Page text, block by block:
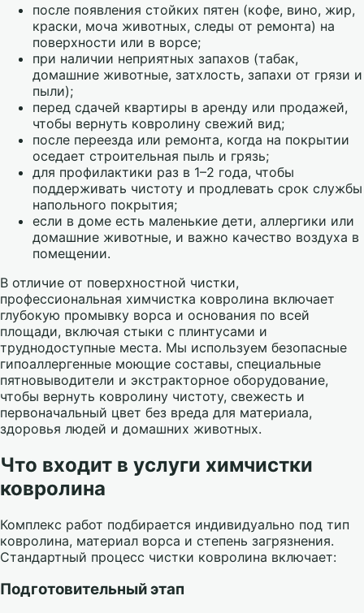
после появления стойких пятен (кофе, вино, жир,
краски, моча животных, следы от ремонта) на
поверхности или в ворсе;
при наличии неприятных запахов (табак,
домашние животные, затхлость, запахи от грязи и
пыли);
перед сдачей квартиры в аренду или продажей,
чтобы вернуть ковролину свежий вид;
после переезда или ремонта, когда на покрытии
оседает строительная пыль и грязь;
для профилактики раз в 1–2 года, чтобы
поддерживать чистоту и продлевать срок службы
напольного покрытия;
если в доме есть маленькие дети, аллергики или
домашние животные, и важно качество воздуха в
помещении.
В отличие от поверхностной чистки,
профессиональная химчистка ковролина включает
глубокую промывку ворса и основания по всей
площади, включая стыки с плинтусами и
труднодоступные места. Мы используем безопасные
гипоаллергенные моющие составы, специальные
пятновыводители и экстракторное оборудование,
чтобы вернуть ковролину чистоту, свежесть и
первоначальный цвет без вреда для материала,
здоровья людей и домашних животных.
Что входит в услуги химчистки
ковролина
Комплекс работ подбирается индивидуально под тип
ковролина, материал ворса и степень загрязнения.
Стандартный процесс чистки ковролина включает:
Подготовительный этап